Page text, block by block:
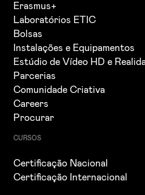
Erasmus+
Laboratórios ETIC
Bolsas
Instalações e Equipamentos
Estúdio de Vídeo HD e
Parcerias
Comunidade Criativa
Careers
Procurar
CURSOS
Certificação Nacional
Certificação Internacional